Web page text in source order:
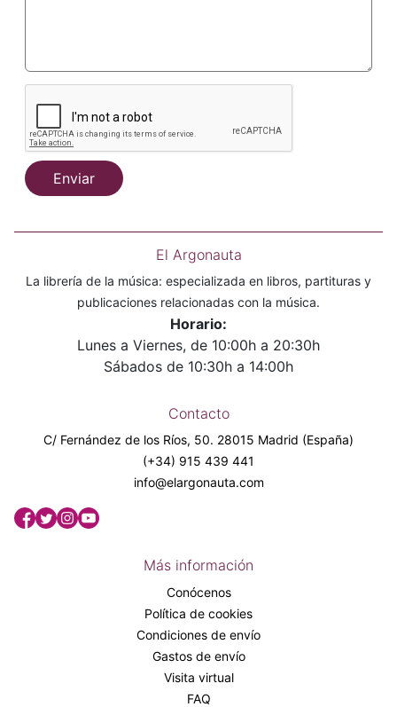
Enviar
El Argonauta
La librería de la música: especializada en libros, partituras y
publicaciones relacionadas con la música.
Horario:
Lunes a Viernes, de 10:00h a 20:30h
Sábados de 10:30h a 14:00h
Contacto
C/ Fernández de los Ríos, 50. 28015 Madrid (España)
(+34) 915 439 441
info@elargonauta.com
Más información
Conócenos
Política de cookies
Condiciones de envío
Gastos de envío
Visita virtual
FAQ